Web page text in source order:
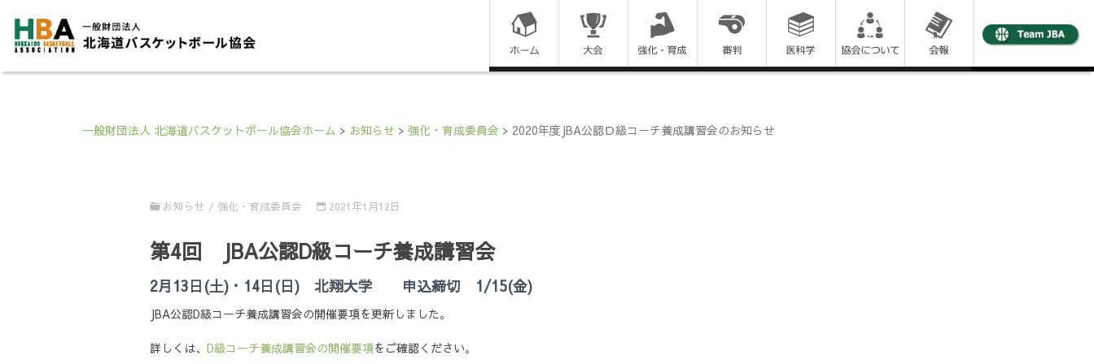
コ
ン
ッ
一般財団法人 北海道バスケットボール協会ホーム > お知らせ > 強化・育成委員会 > 2020年度JBA公認Ｄ級コーチ養成講習会のお知らせ
お知らせ / 強化・育成委員会 2021年1月12日
第4回 JBA公認D級コーチ養成講習会
2月13日(土)・14日(日) 北翔大学 申込締切 1/15(金)
JBA公認D級コーチ養成講習会の開催要項を更新しました。
詳しくは、 D級コーチ養成講習会の開催要項をご確認ください。